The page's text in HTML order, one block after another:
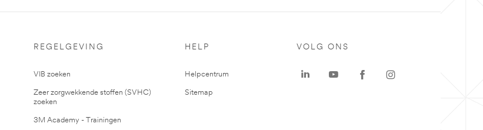
REGELGEVING
VIB zoeken
Zeer zorgwekkende stoffen (SVHC)
zoeken
3M Academy - Trainingen
HELP
Helpcentrum
Sitemap
VOLG ONS